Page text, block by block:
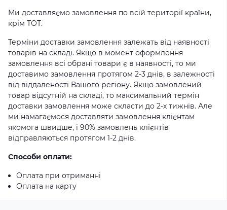
Ми доставляємо замовлення по всій території країни,
крім ТОТ.
Терміни доставки замовлення залежать від наявності
товарів на складі. Якщо в момент оформлення
замовлення всі обрані товари є в наявності, то ми
доставимо замовлення протягом 2-3 днів, в залежності
від віддаленості Вашого регіону. Якщо замовлений
товар відсутній на складі, то максимальний термін
доставки замовлення може скласти до 2-х тижнів. Але
ми намагаємося доставляти замовлення клієнтам
якомога швидше, і 90% замовлень клієнтів
відправляються протягом 1-2 днів.
Способи оплати:
Оплата при отриманні
Оплата на карту